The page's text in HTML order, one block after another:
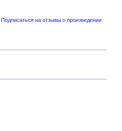
Подписаться на отзывы о произведении